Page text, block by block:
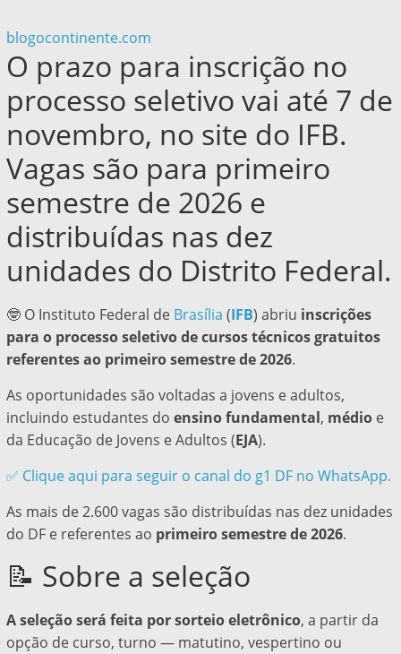
blogocontinente.com
O prazo para inscrição no
processo seletivo vai até 7 de
novembro, no site do IFB.
Vagas são para primeiro
semestre de 2026 e
distribuídas nas dez
unidades do Distrito Federal.
🤓 O Instituto Federal de Brasília (IFB) abriu inscrições
para o processo seletivo de cursos técnicos gratuitos
referentes ao primeiro semestre de 2026.
As oportunidades são voltadas a jovens e adultos,
incluindo estudantes do ensino fundamental, médioe
da Educação de Jovens e Adultos (EJA).
✅ Clique aqui para seguir o canal do g1 DF no WhatsApp.
As mais de 2.600 vagas são distribuídas nas dez unidades
do DF e referentes ao primeiro semestre de 2026.
📝 Sobre a seleção
A seleção será feita por sorteio eletrônico, a partir da
opção de curso, turno — matutino, vespertino ou